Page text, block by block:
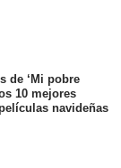
de ‘Mi pobre
10 mejores
navideñas